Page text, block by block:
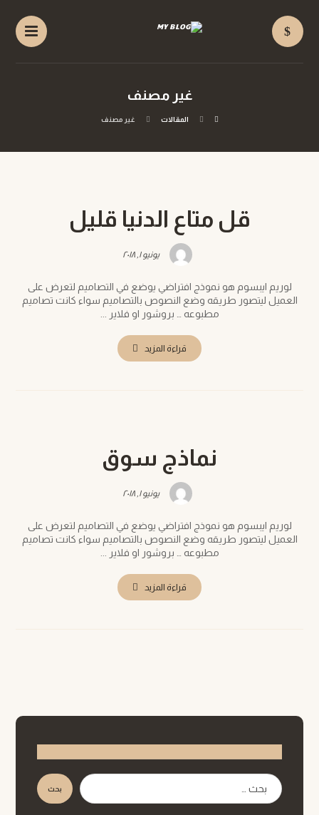
غير مصنف
المقالات غير مصنف
قل متاع الدنيا قليل
يونيو ١, ٢٠١٨
لوريم ايبسوم هو نموذج افتراضي يوضع في التصاميم لتعرض على
العميل ليتصور طريقه وضع النصوص بالتصاميم سواء كانت تصاميم
مطبوعه … بروشور او فلاير ...
قراءة المزيد
نماذج سوق
يونيو ١, ٢٠١٨
لوريم ايبسوم هو نموذج افتراضي يوضع في التصاميم لتعرض على
العميل ليتصور طريقه وضع النصوص بالتصاميم سواء كانت تصاميم
مطبوعه … بروشور او فلاير ...
قراءة المزيد
بحث